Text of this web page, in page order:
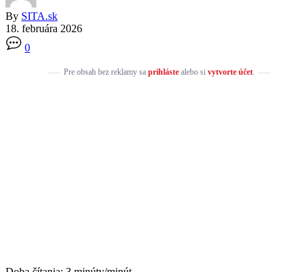
By SITA.sk
18. februára 2026
0
Pre obsah bez reklamy sa prihlástealebo si vytvorte účet.